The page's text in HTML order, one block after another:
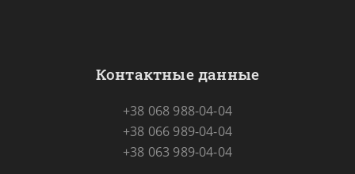
Контактные данные
+38 068 988-04-04
+38 066 989-04-04
+38 063 989-04-04